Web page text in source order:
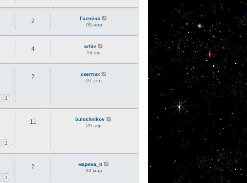
2
Галчёна
05 ноя
4
arhiv
16 окт
2
7
скептик
07 сен
2
11
bulochnikov
29 апр
2
7
марина_b
30 мар